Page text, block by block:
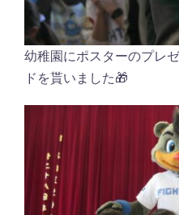
幼稚園にポスターのプレ
ドを貰いました🎁